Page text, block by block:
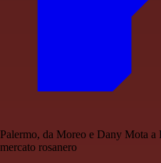
Palermo, da Moreo e Dany Mota
mercato rosanero